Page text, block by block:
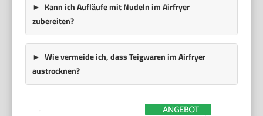
Kann ich Aufläufe mit Nudeln im Airfryer
zubereiten?
Wie vermeide ich, dass Teigwaren im Airfryer
austrocknen?
ANGEBOT